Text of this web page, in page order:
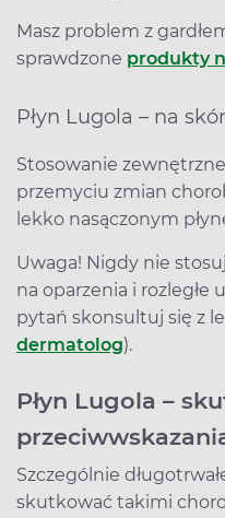
Masz problem z
sprawdzone produkty
Płyn Lugola – na
Stosowanie
przemyciu zmian
lekko nasączonym
Uwaga! Nigdy nie
na oparzenia i rozległe
pytań skonsultuj się z
dermatolog).
Płyn Lugola –
Szczególnie
skutkować takimi